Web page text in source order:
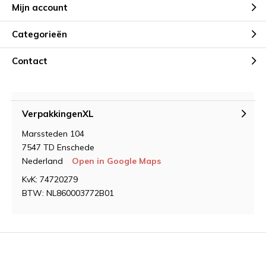
Mijn account
Categorieën
Contact
VerpakkingenXL
Marssteden 104
7547 TD Enschede
Nederland
Open in Google Maps
KvK: 74720279
BTW: NL860003772B01